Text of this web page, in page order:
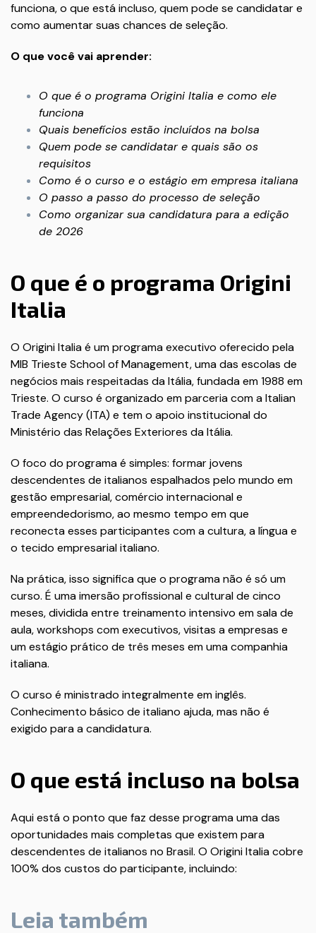
funciona, o que está incluso, quem pode se candidatar e
como aumentar suas chances de seleção.
O que você vai aprender:
O que é o programa Origini Italia e como ele
funciona
Quais benefícios estão incluídos na bolsa
Quem pode se candidatar e quais são os
requisitos
Como é o curso e o estágio em empresa italiana
O passo a passo do processo de seleção
Como organizar sua candidatura para a edição
de 2026
O que é o programa Origini
Italia
O Origini Italia é um programa executivo oferecido pela
MIB Trieste School of Management, uma das escolas de
negócios mais respeitadas da Itália, fundada em 1988 em
Trieste. O curso é organizado em parceria com a Italian
Trade Agency (ITA) e tem o apoio institucional do
Ministério das Relações Exteriores da Itália.
O foco do programa é simples: formar jovens
descendentes de italianos espalhados pelo mundo em
gestão empresarial, comércio internacional e
empreendedorismo, ao mesmo tempo em que
reconecta esses participantes com a cultura, a língua e
o tecido empresarial italiano.
Na prática, isso significa que o programa não é só um
curso. É uma imersão profissional e cultural de cinco
meses, dividida entre treinamento intensivo em sala de
aula, workshops com executivos, visitas a empresas e
um estágio prático de três meses em uma companhia
italiana.
O curso é ministrado integralmente em inglês.
Conhecimento básico de italiano ajuda, mas não é
exigido para a candidatura.
O que está incluso na bolsa
Aqui está o ponto que faz desse programa uma das
oportunidades mais completas que existem para
descendentes de italianos no Brasil. O Origini Italia cobre
100% dos custos do participante, incluindo:
Leia também